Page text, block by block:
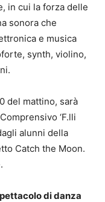
in cui la forza delle
sonora che
e musica
synth, violino,
del mattino, sarà
‘F.lli
alunni della
Catch the Moon.
di danza